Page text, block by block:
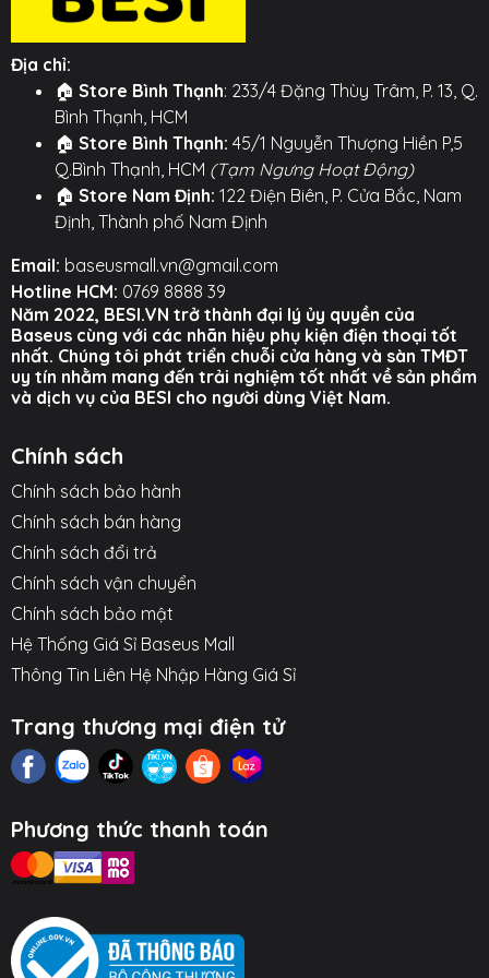
(Powder Metallurgy) cao cấp, chống mài mòn. Cổ
⚙️ TÍNH NĂNG NỔI BẬT ⚙️
○ Công nghệ tự ngắt thông minh khi pin đầy, bảo vệ
pin.
○ Thiết kế đầu cắm trong suốt độc đáo, phong cách
Cyberpunk.
○ Hỗ trợ sạc nhanh công suất cao cho các dòng điện
thoại mới.
○ Vật liệu cao cấp: Đầu cắm luyện kim bột, dây dù
bện bền bỉ.
Hình ảnh sản phẩm
Địa chỉ:
🏠 Store Bình Thạnh: 233/4 Đặng Thùy Trâm, P. 13, Q.
Bình Thạnh, HCM
🏠 Store Bình Thạnh: 45/1 Nguyễn Thượng Hiền P,5
Q.Bình Thạnh, HCM (Tạm Ngưng Hoạt Động)
🏠 Store Nam Định: 122 Điện Biên, P. Cửa Bắc, Nam
Định, Thành phố Nam Định
Email: baseusmall.vn@gmail.com
Hotline HCM: 0769 8888 39
Năm 2022, BESI.VN trở thành đại lý ủy quyền của
Baseus cùng với các nhãn hiệu phụ kiện điện thoại tốt
nhất. Chúng tôi phát triển chuỗi cửa hàng và sàn TMĐT
uy tín nhằm mang đến trải nghiệm tốt nhất về sản phẩm
và dịch vụ của BESI cho người dùng Việt Nam.
Chính sách
Chính sách bảo hành
Chính sách bán hàng
Chính sách đổi trả
Chính sách vận chuyển
Chính sách bảo mật
Hệ Thống Giá Sỉ Baseus Mall
Thông Tin Liên Hệ Nhập Hàng Giá Sỉ
Trang thương mại điện tử
Phương thức thanh toán